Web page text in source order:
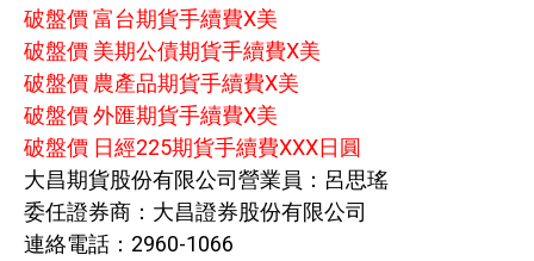
破盤價 富台期貨手續費X美
破盤價 美期公債期貨手續費X美
破盤價 農產品期貨手續費X美
破盤價 外匯期貨手續費X美
破盤價 日經225期貨手續費XXX日圓
大昌期貨股份有限公司營業員：呂思瑤
委任證券商：大昌證券股份有限公司
連絡電話：2960-1066